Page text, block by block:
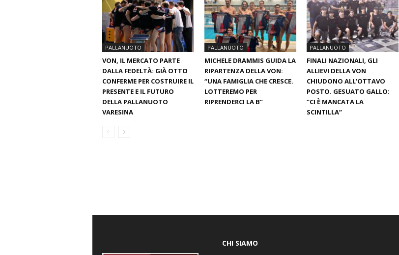
PALLANUOTO
VON, IL MERCATO PARTE
DALLA FEDELTÀ: GIÀ OTTO
CONFERME PER COSTRUIRE IL
PRESENTE E IL FUTURO
DELLA PALLANUOTO
VARESINA
PALLANUOTO
MICHELE DRAMMIS GUIDA LA
RIPARTENZA DELLA VON:
“UNA FAMIGLIA CHE CRESCE.
LOTTEREMO PER
RIPRENDERCI LA B”
PALLANUOTO
FINALI NAZIONALI, GLI
ALLIEVI DELLA VON
CHIUDONO ALL’OTTAVO
POSTO. GESUATO GALLO:
“CI È MANCATA LA
SCINTILLA”
CHI SIAMO